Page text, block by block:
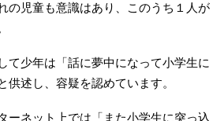
の児童も意識はあり、このうち１人が
て少年は「話に夢中になって小学生に
供述し、容疑を認めています。
ーネット上では「また小学生に突っ込